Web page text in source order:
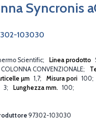
Syncronis
103030
Scientific Linea prodotto
COLONNA CONVENZIONALE
µm 1,7 Misura pori 100
3 Lunghezza mm. 100
97302-103030